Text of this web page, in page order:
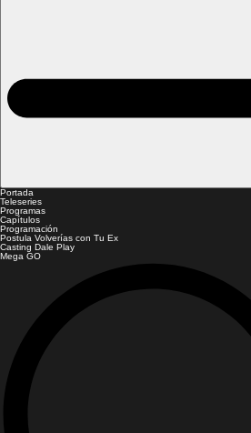
Portada
Teleseries
Programas
Capítulos
Programación
Postula Volverías con Tu Ex
Casting Dale Play
Mega GO